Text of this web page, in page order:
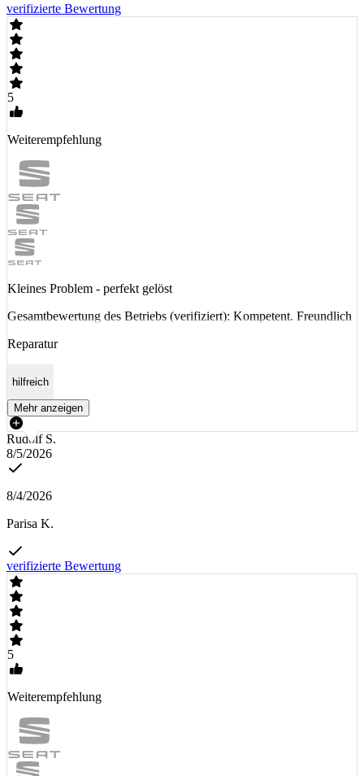
verifizierte Bewertung
5
Weiterempfehlung
Kleines Problem - perfekt gelöst
Gesamtbewertung des Betriebs (verifiziert): Kompetent. Freundlich
Reparatur
hilfreich
Mehr anzeigen
Rudolf S.
8/5/2026
8/4/2026
Parisa K.
verifizierte Bewertung
5
Weiterempfehlung